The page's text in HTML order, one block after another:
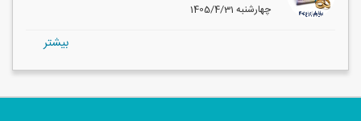
1405/4/31 چهارشنبه
بيشتر